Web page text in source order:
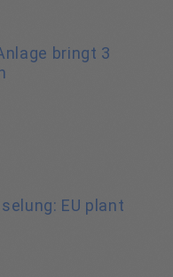
bringt 3
EU plant